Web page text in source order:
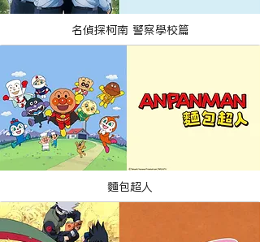
名偵探柯南 警察學校篇
麵包超人